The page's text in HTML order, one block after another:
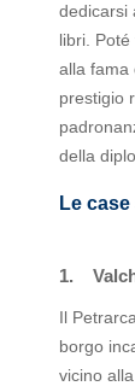
dedicarsi
libri.
alla fama
prestigio
della
Le
1.
Il
borgo
vicino